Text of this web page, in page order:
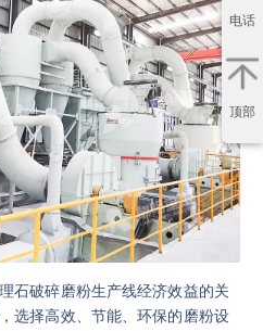
石破碎磨粉生产线经济效益的关
选择高效、节能、环保的磨粉设
电话
顶部